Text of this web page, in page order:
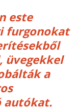
este
furgonokat
a
autókat.